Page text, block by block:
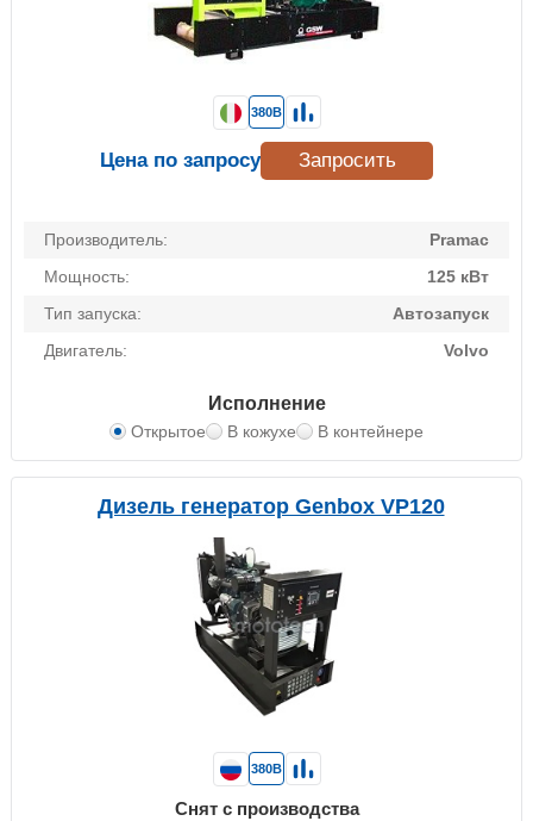
Производитель:
Pramac
Мощность:
125 кВт
Тип запуска:
Автозапуск
Двигатель:
Volvo
Исполнение
Открытое В кожухе В контейнере
380В
Цена по запросу Запросить
Дизель генератор Genbox VP120
380В
Снят с производства